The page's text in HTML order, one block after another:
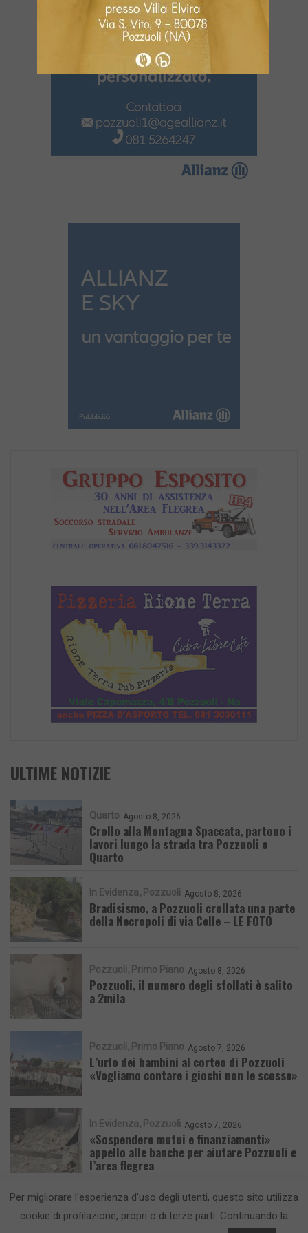
ULTIME NOTIZIE
Quarto Agosto 8, 2026
Crollo alla Montagna Spaccata, partono i
lavori lungo la strada tra Pozzuoli e
Quarto
In Evidenza Pozzuoli Agosto 8, 2026
Bradisismo, a Pozzuoli crollata una parte
della Necropoli di via Celle – LE FOTO
Pozzuoli Primo Piano Agosto 8, 2026
Pozzuoli, il numero degli sfollati è salito
a 2mila
Pozzuoli Primo Piano Agosto 7, 2026
L’urlo dei bambini al corteo di Pozzuoli
«Vogliamo contare i giochi non le scosse»
In Evidenza Pozzuoli Agosto 7, 2026
«Sospendere mutui e finanziamenti»
appello alle banche per aiutare Pozzuoli e
l’area flegrea
Per migliorare l'esperienza d'uso degli utenti, questo sito utilizza
cookie di profilazione, propri o di terze parti. Continuando la